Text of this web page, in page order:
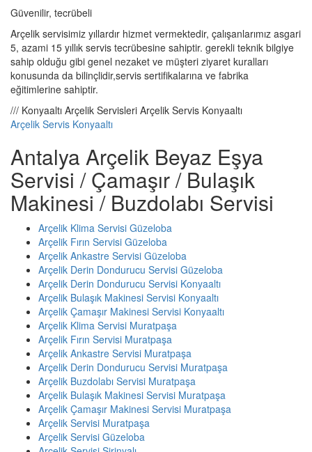
Güvenilir, tecrübeli
Arçelik servisimiz yıllardır hizmet vermektedir, çalışanlarımız asgari
5, azami 15 yıllık servis tecrübesine sahiptir. gerekli teknik bilgiye
sahip olduğu gibi genel nezaket ve müşteri ziyaret kuralları
konusunda da bilinçlidir,servis sertifikalarına ve fabrika
eğitimlerine sahiptir.
/// Konyaaltı Arçelik Servisleri Arçelik Servis Konyaaltı
Arçelik Servis Konyaaltı
Antalya Arçelik Beyaz Eşya
Servisi / Çamaşır / Bulaşık
Makinesi / Buzdolabı Servisi
Arçelik Klima Servisi Güzeloba
Arçelik Fırın Servisi Güzeloba
Arçelik Ankastre Servisi Güzeloba
Arçelik Derin Dondurucu Servisi Güzeloba
Arçelik Derin Dondurucu Servisi Konyaaltı
Arçelik Bulaşık Makinesi Servisi Konyaaltı
Arçelik Çamaşır Makinesi Servisi Konyaaltı
Arçelik Klima Servisi Muratpaşa
Arçelik Fırın Servisi Muratpaşa
Arçelik Ankastre Servisi Muratpaşa
Arçelik Derin Dondurucu Servisi Muratpaşa
Arçelik Buzdolabı Servisi Muratpaşa
Arçelik Bulaşık Makinesi Servisi Muratpaşa
Arçelik Çamaşır Makinesi Servisi Muratpaşa
Arçelik Servisi Muratpaşa
Arçelik Servisi Güzeloba